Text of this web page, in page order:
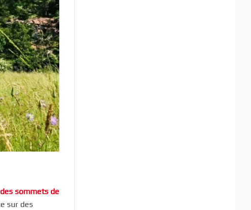
des sommets de
sur des